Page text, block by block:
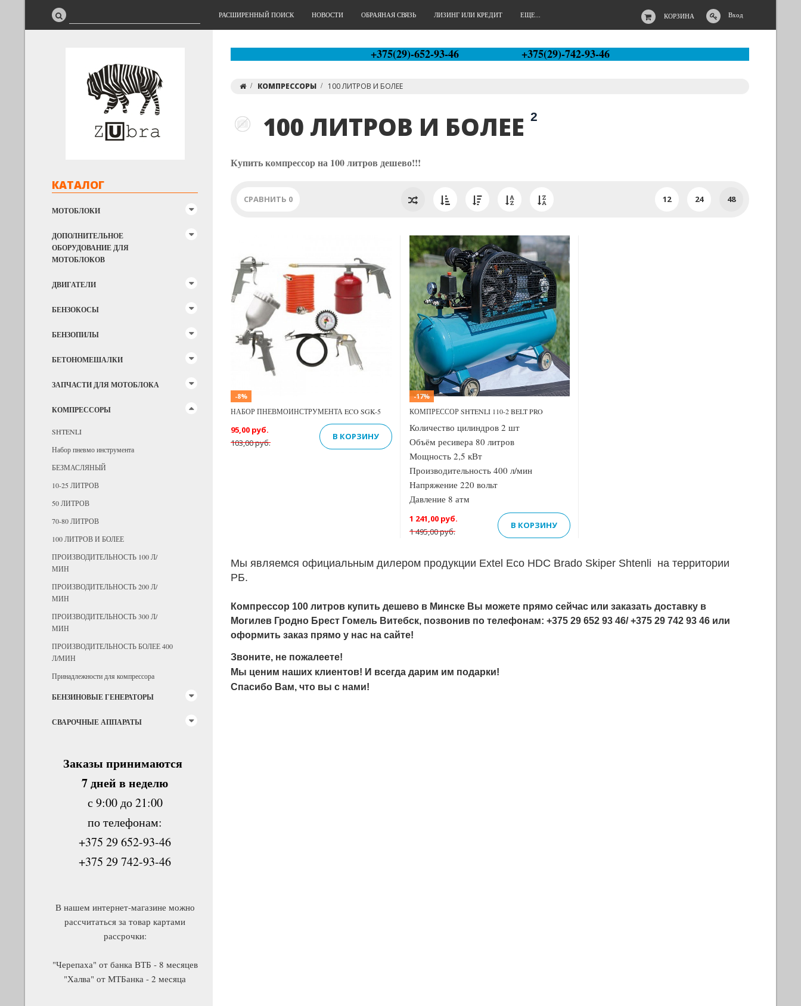
КОРЗИНА Вход
РАСШИРЕННЫЙ ПОИСК НОВОСТИ ОБРАЯНАЯ СВЯЗЬ ЛИЗИНГ ИЛИ КРЕДИТ ЕЩЕ...
КАТАЛОГ
МОТОБЛОКИ
ДОПОЛНИТЕЛЬНОЕ
ОБОРУДОВАНИЕ ДЛЯ
МОТОБЛОКОВ
ДВИГАТЕЛИ
БЕНЗОКОСЫ
БЕНЗОПИЛЫ
БЕТОНОМЕШАЛКИ
ЗАПЧАСТИ ДЛЯ МОТОБЛОКА
КОМПРЕССОРЫ
SHTENLI
Набор пневмо инструмента
БЕЗМАСЛЯНЫЙ
10-25 ЛИТРОВ
50 ЛИТРОВ
70-80 ЛИТРОВ
100 ЛИТРОВ И БОЛЕЕ
ПРОИЗВОДИТЕЛЬНОСТЬ 100 Л/
МИН
ПРОИЗВОДИТЕЛЬНОСТЬ 200 Л/
МИН
ПРОИЗВОДИТЕЛЬНОСТЬ 300 Л/
МИН
ПРОИЗВОДИТЕЛЬНОСТЬ БОЛЕЕ 400
Л/МИН
Принадлежности для компрессора
БЕНЗИНОВЫЕ ГЕНЕРАТОРЫ
СВАРОЧНЫЕ АППАРАТЫ
Заказы принимаются
7 дней в неделю
с 9:00 до 21:00
по телефонам:
+375 29 652-93-46
+375 29 742-93-46
В нашем интернет-магазине можно
рассчитаться за товар картами
рассрочки:
"Черепаха" от банка ВТБ - 8 месяцев
"Халва" от МТБанка - 2 месяца
+375(29)-652-93-46 +375(29)-742-93-46
КОМПРЕССОРЫ 100 ЛИТРОВ И БОЛЕЕ
100 ЛИТРОВ И БОЛЕЕ 2
Купить компрессор на 100 литров дешево!!!
СРАВНИТЬ 0 12 24 48
Previous Next
-8%
НАБОР ПНЕВМОИНСТРУМЕНТА ECO SGK-5
103,00 руб.
95,00 руб.
В КОРЗИНУ
Previous
-17%
КОМПРЕССОР SHTENLI 110-2 BELT PRO
Количество цилиндров 2 шт
Объём ресивера 80 литров
Мощность 2,5 кВт
Производительность 400 л/мин
Напряжение 220 вольт
Давление 8 атм
1 495,00 руб.
1 241,00 руб.
В КОРЗИНУ
Мы являемся официальным дилером продукции Extel Eco HDC Brado Skiper Shtenli на территории
РБ.
Компрессор 100 литров купить дешево в Минске Вы можете прямо сейчас или заказать доставку в
Могилев Гродно Брест Гомель Витебск, позвонив по телефонам: +375 29 652 93 46/ +375 29 742 93 46 или
оформить заказ прямо у нас на сайте!
Звоните, не пожалеете!
Мы ценим наших клиентов! И всегда дарим им подарки!
Спасибо Вам, что вы с нами!